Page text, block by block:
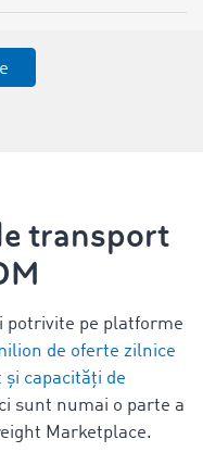
transport
potrivite pe platforme
de oferte zilnice
capacități de
sunt numai o parte a
Marketplace.